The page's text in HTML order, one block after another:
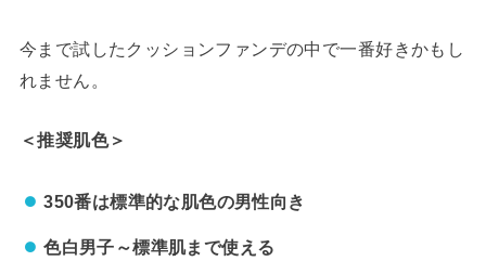
今まで試したクッションファンデの中で一番好きかもし
れません。
＜推奨肌色＞
350番は標準的な肌色の男性向き
色白男子～標準肌まで使える